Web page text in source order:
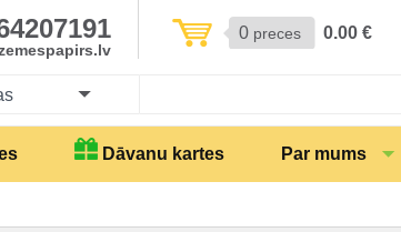
0 preces 0.00 €
Dāvanu kartes Par mums